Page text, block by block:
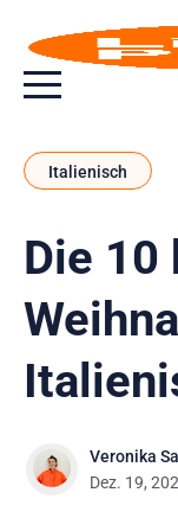
Menu toggle button
Italienisch
Die 10
Veronika
Dez. 19,